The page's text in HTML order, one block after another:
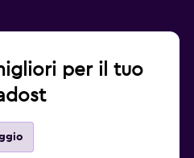
per il tuo